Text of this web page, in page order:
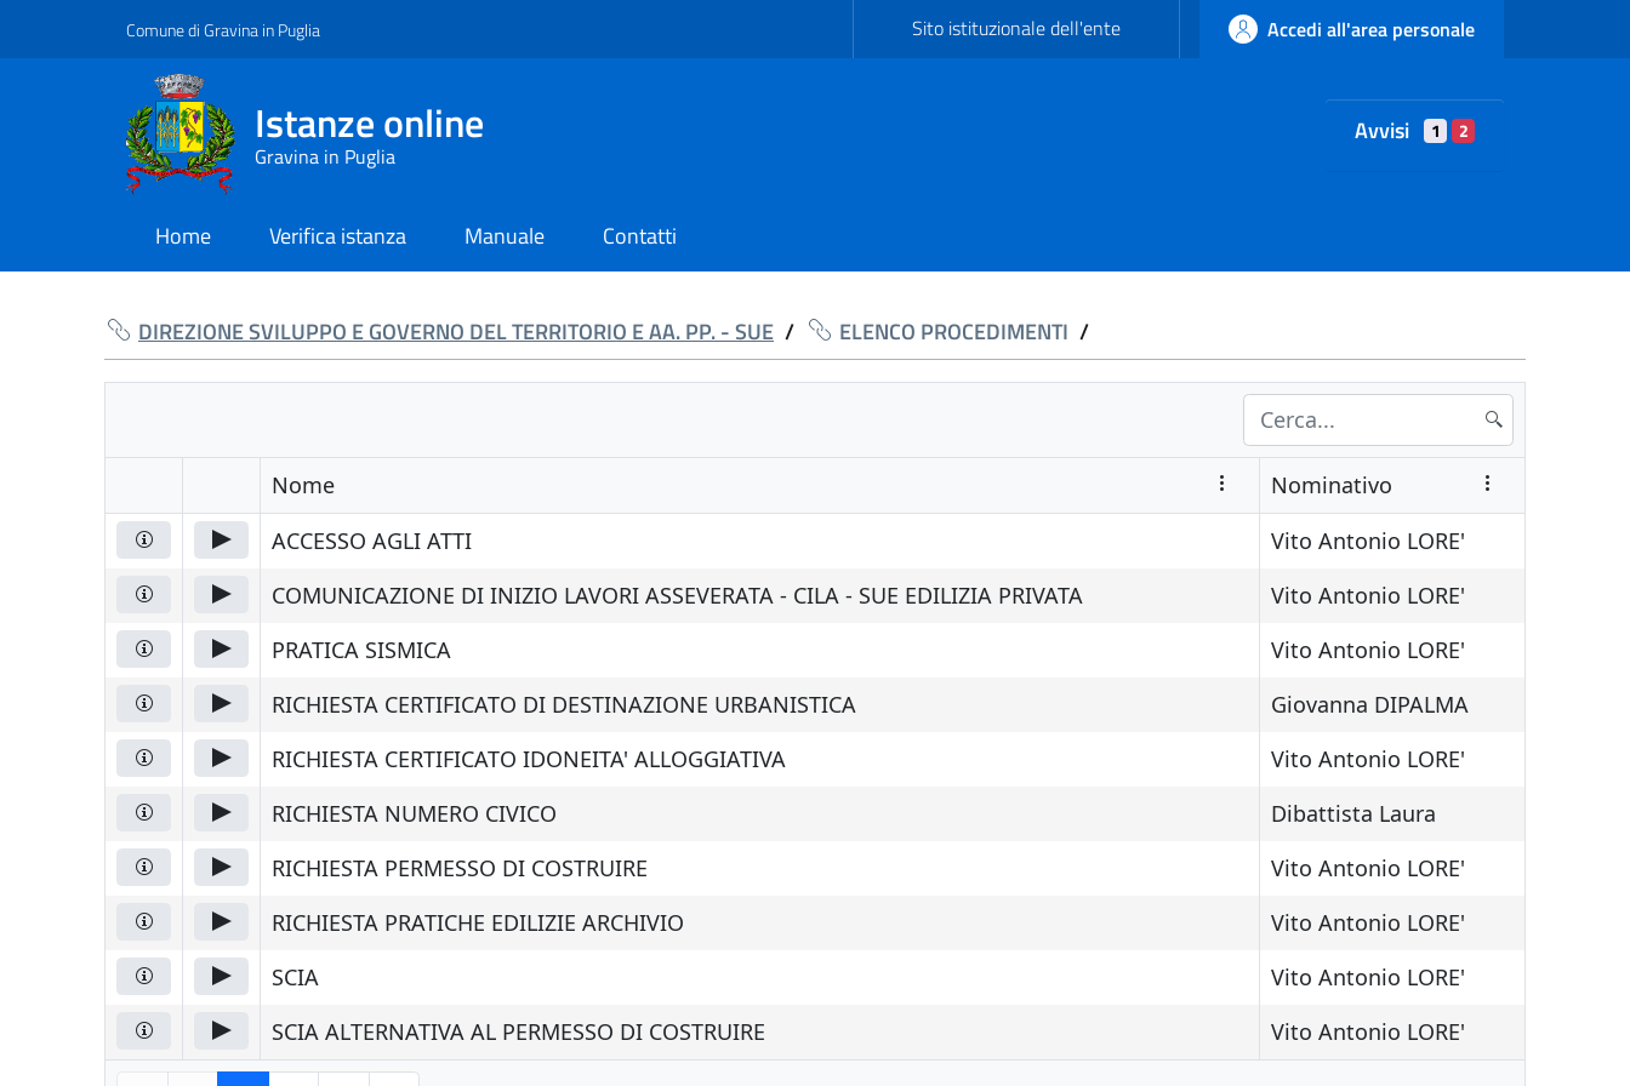
Comune di Gravina in Puglia Sito istituzionale dell'ente Accedi all'area personale
Istanze online
Gravina in Puglia
Avvisi 1 2
Home
current Verifica istanza Manuale Contatti
DIREZIONE SVILUPPO E GOVERNO DEL TERRITORIO E AA. PP. - SUE / ELENCO PROCEDIMENTI /
Nome
Nominativo
ACCESSO AGLI ATTI
Vito Antonio LORE'
COMUNICAZIONE DI INIZIO LAVORI ASSEVERATA - CILA - SUE EDILIZIA PRIVATA
Vito Antonio LORE'
PRATICA SISMICA
Vito Antonio LORE'
RICHIESTA CERTIFICATO DI DESTINAZIONE URBANISTICA
Giovanna DIPALMA
RICHIESTA CERTIFICATO IDONEITA' ALLOGGIATIVA
Vito Antonio LORE'
RICHIESTA NUMERO CIVICO
Dibattista Laura
RICHIESTA PERMESSO DI COSTRUIRE
Vito Antonio LORE'
RICHIESTA PRATICHE EDILIZIE ARCHIVIO
Vito Antonio LORE'
SCIA
Vito Antonio LORE'
SCIA ALTERNATIVA AL PERMESSO DI COSTRUIRE
Vito Antonio LORE'